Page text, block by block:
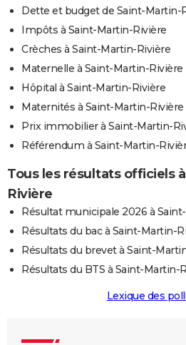
Dette et budget de Saint-Martin-
Impôts à Saint-Martin-Rivière
Crèches à Saint-Martin-Rivière
Maternelle à Saint-Martin-Rivière
Hôpital à Saint-Martin-Rivière
Maternités à Saint-Martin-Rivière
Prix immobilier à Saint-Martin-
Référendum à Saint-Martin-
Tous les résultats officiels
Rivière
Résultat municipale 2026 à
Résultats du bac à Saint-Martin-
Résultats du brevet à Saint-
Résultats du BTS à Saint-Martin-
Lexique des